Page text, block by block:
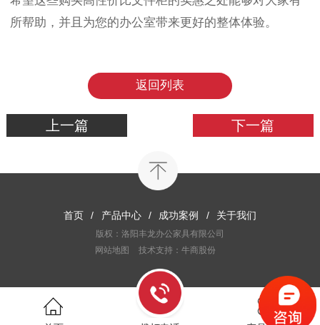
所帮助，并且为您的办公室带来更好的整体体验。
返回列表
上一篇 下一篇
首页 / 产品中心 / 成功案例 / 关于我们
版权：洛阳丰龙办公家具有限公司
网站地图
技术支持：牛商股份